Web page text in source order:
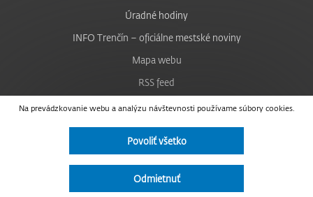
Na prevádzkovanie webu a analýzu návštevnosti používame súbory cookies.
Povoliť všetko
Odmietnuť
Úradné hodiny
INFO Trenčín – oficiálne mestské noviny
Mapa webu
RSS feed
Nastavenie cookies
Facebook
Instagram
Vyhlásenie o prístupnosti